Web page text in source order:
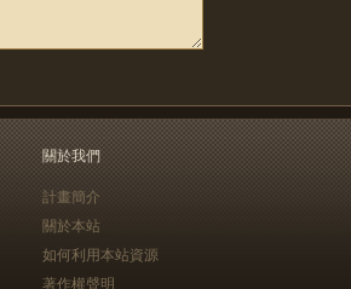
關於我們
計畫簡介
關於本站
如何利用本站資源
著作權聲明